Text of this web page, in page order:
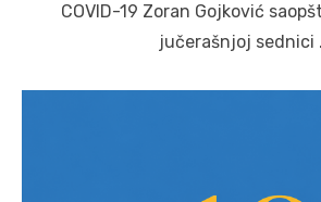
COVID-19 Zoran Gojković
jučerašnjoj sednici